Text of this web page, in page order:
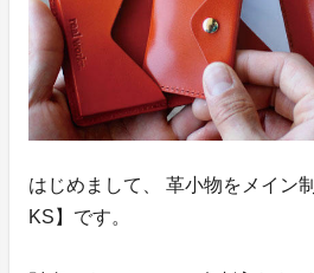
はじめまして、 革小物をメイン
KS】です。